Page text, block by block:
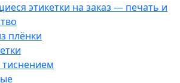
этикетки на заказ — печать и
плёнки
тиснением